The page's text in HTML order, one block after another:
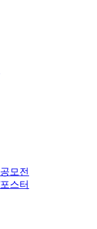
모전
스터